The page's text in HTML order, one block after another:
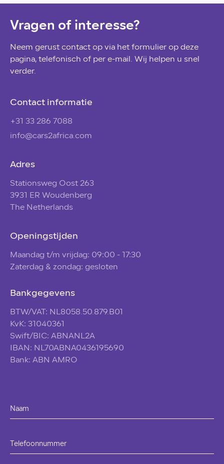
Vragen of interesse?
Neem gerust contact op via het formulier op deze
pagina, telefonisch of per e-mail. Wij helpen u snel
verder.
Contact informatie
+31 33 286 7088
info@cars2africa.com
Adres
Stationsweg Oost 263
3931 ER Woudenberg
The Netherlands
Openingstijden
Maandag t/m vrijdag: 09:00 - 17:30
Zaterdag & zondag: gesloten
Bankgegevens
BTW/VAT: NL8058.50.879.B01
KvK: 31040361
Swift/BIC: ABNANL2A
IBAN: NL70ABNA0436195690
Bank: ABN AMRO
Naam
Telefoonnummer